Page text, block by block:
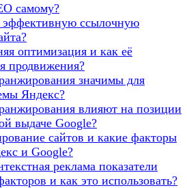
самому?
эффективную ссылочную
оптимизация и как её
продвижения?
значимы для
Яндекс?
влияют на позиции
выдаче Google?
сайтов и какие факторы
и Google?
реклама показатели
и как это использовать?